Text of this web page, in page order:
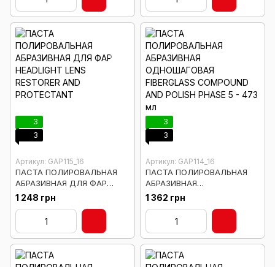
3
3
Артикул: GAP115_16
ПАСТА ПОЛИРОВАЛЬНАЯ
АБРАЗИВНАЯ ДЛЯ ФАР
HEADLIGHT LENS RESTORER
AND PROTECTANT
1 248 грн
3
3
Артикул: GAP114_16
ПАСТА ПОЛИРОВАЛЬНАЯ
АБРАЗИВНАЯ
ОДНОШАГОВАЯ FIBERGLASS
COMPOUND AND POLISH
PHASE 5 - 473 мл
1 362 грн